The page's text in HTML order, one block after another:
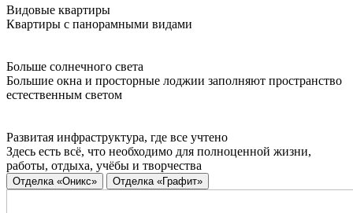
Видовые квартиры
Квартиры с панорамными видами
Больше солнечного света
Большие окна и просторные лоджии заполняют пространство
естественным светом
Развитая инфраструктура, где все учтено
Здесь есть всё, что необходимо для полноценной жизни,
работы, отдыха, учёбы и творчества
Отделка «Оникс» Отделка «Графит»